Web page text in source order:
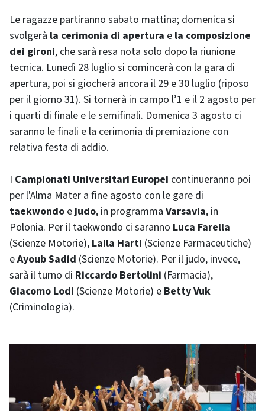
Le ragazze partiranno sabato mattina; domenica si
svolgerà la cerimonia di apertura e la composizione
dei gironi, che sarà resa nota solo dopo la riunione
tecnica. Lunedì 28 luglio si comincerà con la gara di
apertura, poi si giocherà ancora il 29 e 30 luglio (riposo
per il giorno 31). Si tornerà in campo l’1 e il 2 agosto per
i quarti di finale e le semifinali. Domenica 3 agosto ci
saranno le finali e la cerimonia di premiazione con
relativa festa di addio.
I Campionati Universitari Europei continueranno poi
per l'Alma Mater a fine agosto con le gare di
taekwondo ejudo, in programma Varsavia, in
Polonia. Per il taekwondo ci saranno Luca Farella
(Scienze Motorie), Laila Harti (Scienze Farmaceutiche)
eAyoub Sadid (Scienze Motorie). Per il judo, invece,
sarà il turno di Riccardo Bertolini (Farmacia),
Giacomo Lodi (Scienze Motorie) e Betty Vuk
(Criminologia).